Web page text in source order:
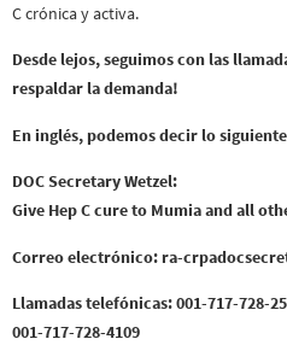
C crónica y activa.
Desde lejos, seguimos con las
respaldar la demanda!
En inglés, podemos decir lo
DOC Secretary Wetzel:
Give Hep C cure to Mumia and all
Correo electrónico: ra-
Llamadas telefónicas: 001-717-728-
001-717-728-4109